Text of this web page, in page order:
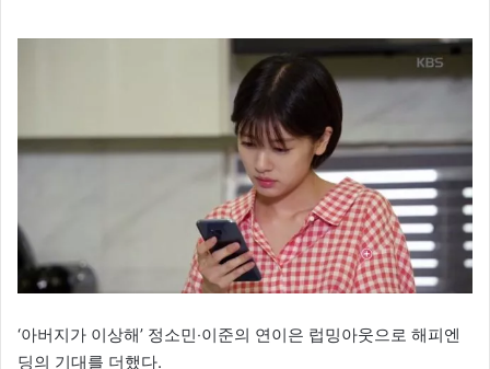
‘아버지가 이상해’ 정소민‧이준의 연이은 럽밍아웃으로 해피엔
딩의 기대를 더했다.